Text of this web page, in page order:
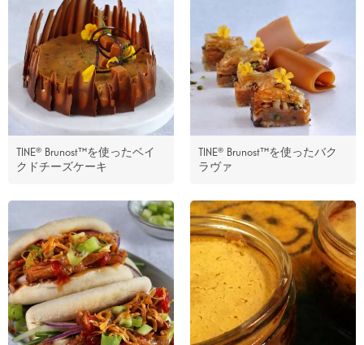
TINE® Brunost™を使ったベイ
クドチーズケーキ
TINE® Brunost™を使ったバク
ラヴァ